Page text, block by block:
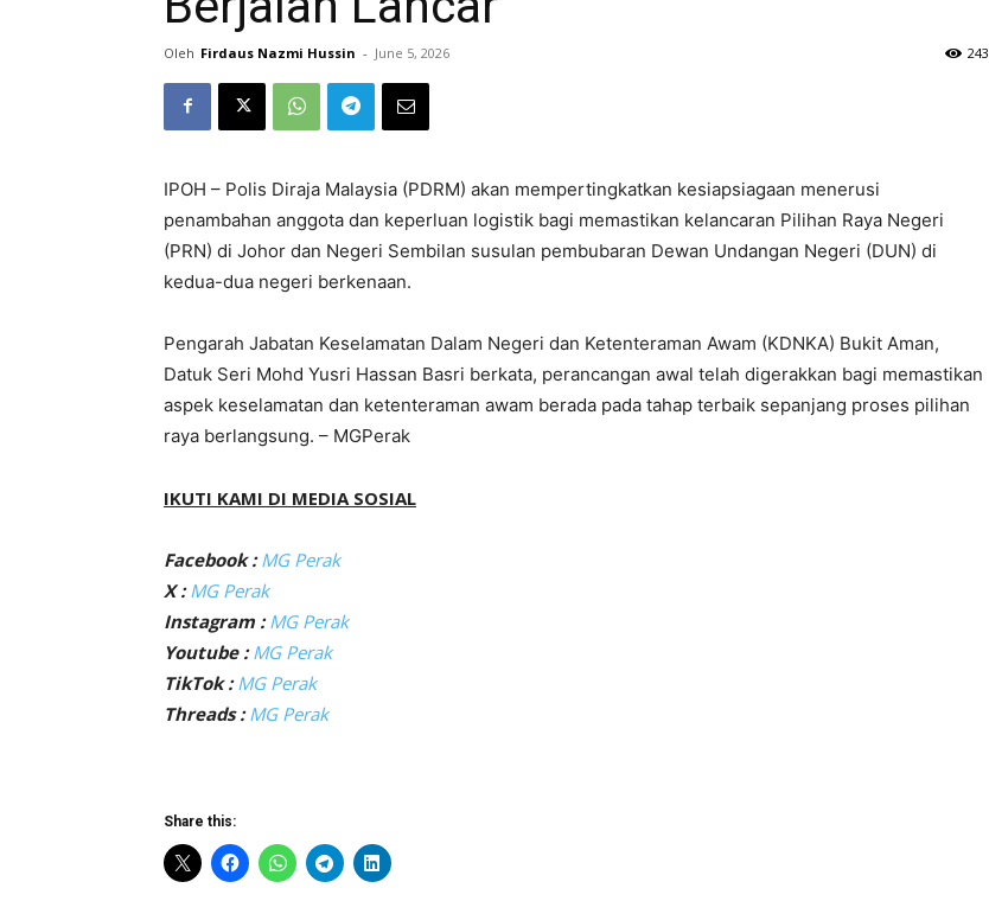
Oleh Firdaus Nazmi Hussin - June 5, 2026 243
IPOH – Polis Diraja Malaysia (PDRM) akan mempertingkatkan kesiapsiagaan menerusi
penambahan anggota dan keperluan logistik bagi memastikan kelancaran Pilihan Raya Negeri
(PRN) di Johor dan Negeri Sembilan susulan pembubaran Dewan Undangan Negeri (DUN) di
kedua-dua negeri berkenaan.
Pengarah Jabatan Keselamatan Dalam Negeri dan Ketenteraman Awam (KDNKA) Bukit Aman,
Datuk Seri Mohd Yusri Hassan Basri berkata, perancangan awal telah digerakkan bagi memastikan
aspek keselamatan dan ketenteraman awam berada pada tahap terbaik sepanjang proses pilihan
raya berlangsung. – MGPerak
IKUTI KAMI DI MEDIA SOSIAL
Facebook : MG Perak
X : MG Perak
Instagram : MG Perak
Youtube : MG Perak
TikTok : MG Perak
Threads : MG Perak
Share this: